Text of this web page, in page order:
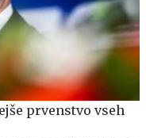
prvenstvo vseh